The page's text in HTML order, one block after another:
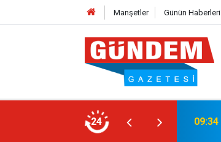
Manşetler Günün Haberleri
24
09:34
15:33